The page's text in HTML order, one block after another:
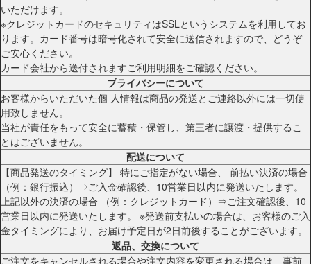
いただけます。
※クレジットカードのセキュリティはSSLというシステムを利用してお
ります。カード番号は暗号化されて安全に送信されますので、どうぞ
ご安心ください。
カード会社から送付されますご利用明細をご確認ください。
プライバシーについて
お客様からいただいた個 人情報は商品の発送とご連絡以外には一切使
用致しません。
当社が責任をもって安全に蓄積・保管し、第三者に譲渡・提供するこ
とはございません。
配送について
【商品発送のタイミング】 特にご指定がない場合、 前払い決済の場合
（例：銀行振込）⇒ご入金確認後、10営業日以内に発送いたします。
上記以外の決済の場合 （例：クレジットカード）⇒ご注文確認後、10
営業日以内に発送いたします。 ※発送前支払いの場合は、お客様のご入
金タイミングにより、お届け予定日が2日前後することがございます。
返品、交換について
ご注文をキャンセルされる場合や注文内容を変更される場合は、事前